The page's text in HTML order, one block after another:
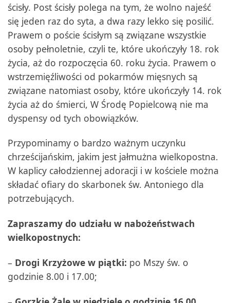
ścisły. Post ścisły polega na tym, że wolno najeść
się jeden raz do syta, a dwa razy lekko się posilić.
Prawem o poście ścisłym są związane wszystkie
osoby pełnoletnie, czyli te, które ukończyły 18. rok
życia, aż do rozpoczęcia 60. roku życia. Prawem o
wstrzemięźliwości od pokarmów mięsnych są
związane natomiast osoby, które ukończyły 14. rok
życia aż do śmierci, W Środę Popielcową nie ma
dyspensy od tych obowiązków.
Przypominamy o bardzo ważnym uczynku
chrześcijańskim, jakim jest jałmużna wielkopostna.
W kaplicy całodziennej adoracji i w kościele można
składać ofiary do skarbonek św. Antoniego dla
potrzebujących.
Zapraszamy do udziału w nabożeństwach
wielkopostnych:
– Drogi Krzyżowe w piątki: po Mszy św. o
godzinie 8.00 i 17.00;